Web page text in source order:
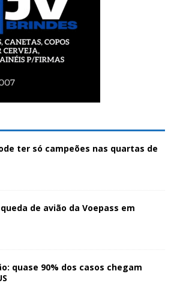
ter só campeões nas quartas de
de avião da Voepass em
quase 90% dos casos chegam